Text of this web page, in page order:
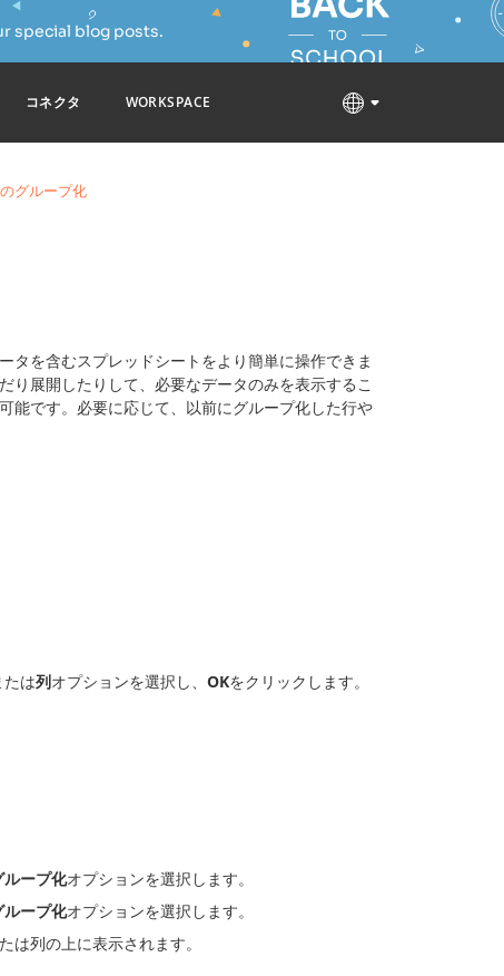
special blog posts.
コネクタ WORKSPACE
グループ化
タを含むスプレッドシートをより簡単に操作できま
り展開したりして、必要なデータのみを表示するこ
能です。必要に応じて、以前にグループ化した行や
たは列オプションを選択し、 OKをクリックします。
ループ化オプションを選択します。
ループ化オプションを選択します。
列の上に表示されます。